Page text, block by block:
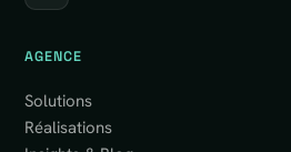
AGENCE
Solutions
Réalisations